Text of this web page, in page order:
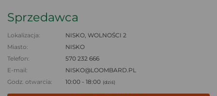
Sprzedawca
Lokalizacja:
NISKO, WOLNOŚCI 2
Miasto:
NISKO
Telefon:
570 232 666
E-mail:
NISKO@LOOMBARD.PL
Godz. otwarcia:
10:00 - 18:00 (dziś)